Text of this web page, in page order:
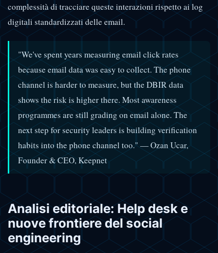
complessità di tracciare queste interazioni rispetto ai log
digitali standardizzati delle email.
"We've spent years measuring email click rates
because email data was easy to collect. The phone
channel is harder to measure, but the DBIR data
shows the risk is higher there. Most awareness
programmes are still grading on email alone. The
next step for security leaders is building verification
habits into the phone channel too." — Ozan Ucar,
Founder & CEO, Keepnet
Analisi editoriale: Help desk e
nuove frontiere del social
engineering